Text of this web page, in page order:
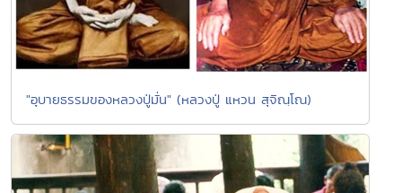
"อุบายธรรมของหลวงปู่มั่น" (หลวงปู่ แหวน สุจิณฺโณ)